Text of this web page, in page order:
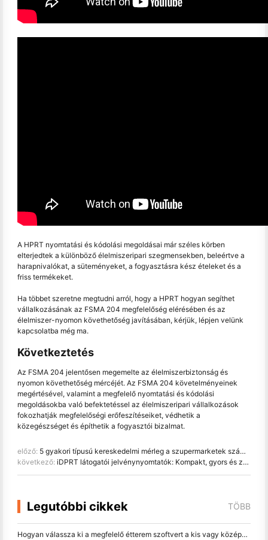
A HPRT nyomtatási és kódolási megoldásai már széles körben
elterjedtek a különböző élelmiszeripari szegmensekben, beleértve a
harapnivalókat, a süteményeket, a fogyasztásra kész ételeket és a
friss termékeket.
Ha többet szeretne megtudni arról, hogy a HPRT hogyan segíthet
vállalkozásának az FSMA 204 megfelelőség elérésében és az
élelmiszer-nyomon követhetőség javításában, kérjük, lépjen velünk
kapcsolatba még ma.
Következtetés
Az FSMA 204 jelentősen megemelte az élelmiszerbiztonság és
nyomon követhetőség mércéjét. Az FSMA 204 követelményeinek
megértésével, valamint a megfelelő nyomtatási és kódolási
megoldásokba való befektetéssel az élelmiszeripari vállalkozások
fokozhatják megfelelőségi erőfeszítéseiket, védhetik a
közegészséget és építhetik a fogyasztói bizalmat.
előző: 5 gyakori típusú kereskedelmi mérleg a szupermarketek számára, amit tudnia kell
következő: iDPRT látogatói jelvénynyomtatók: Kompakt, gyors és zökkenőmentes integráció a hatékony látogatókezelés érdekében
Legutóbbi cikkek TÖBB
Hogyan válassza ki a megfelelő étterem szoftvert a kis vagy középméretű étteremhez